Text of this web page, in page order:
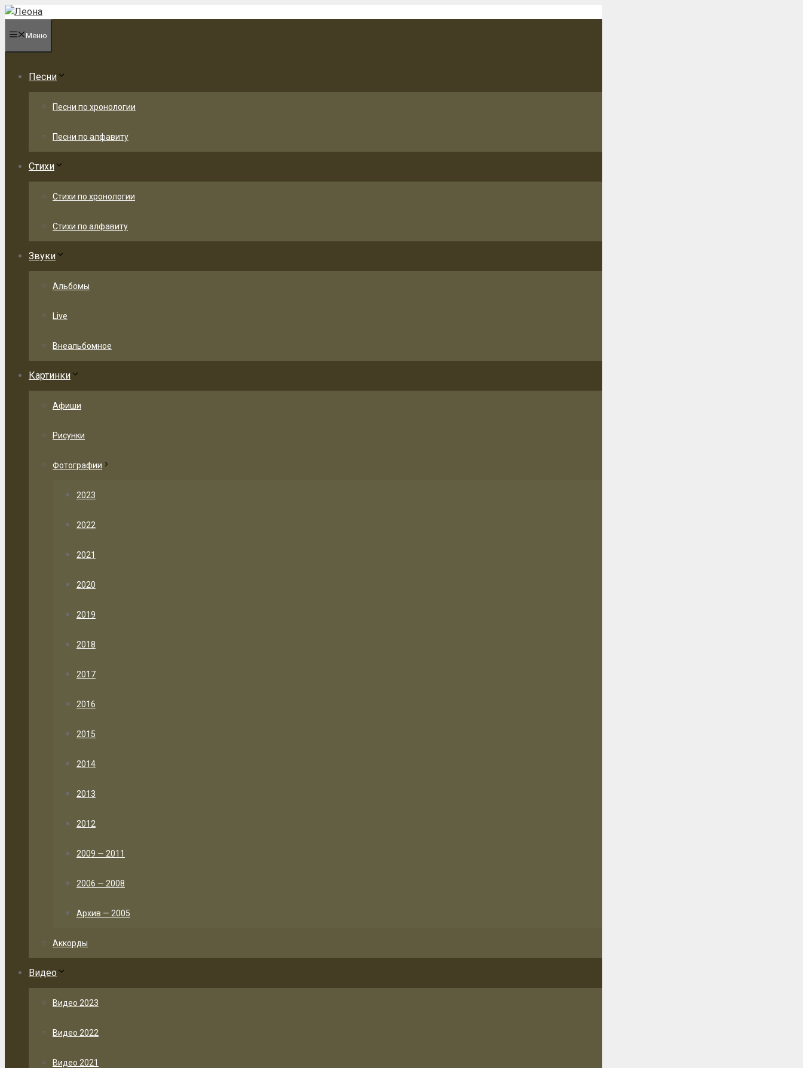
Перейти
содержимому
Меню
Песни
Песни по хронологии
Песни по алфавиту
Стихи
Стихи по хронологии
Стихи по алфавиту
Звуки
Альбомы
Live
Внеальбомное
Картинки
Афиши
Рисунки
Фотографии
2023
2022
2021
2020
2019
2018
2017
2016
2015
2014
2013
2012
2009 — 2011
2006 — 2008
Архив — 2005
Аккорды
Видео
Видео 2023
Видео 2022
Видео 2021